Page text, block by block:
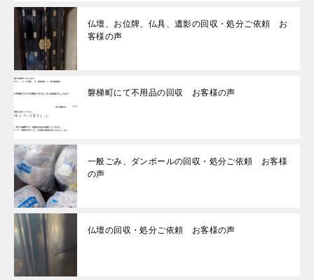
仏壇、お位牌、仏具、遺影の回収・処分ご依頼 お
客様の声
磐梯町にて不用品の回収 お客様の声
一般ごみ、ダンボールの回収・処分ご依頼 お客様
の声
仏壇の回収・処分ご依頼 お客様の声